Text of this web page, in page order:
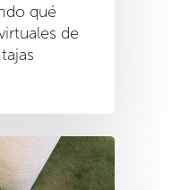
qué
de